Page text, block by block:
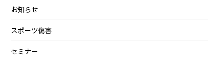
お知らせ
スポーツ傷害
セミナー